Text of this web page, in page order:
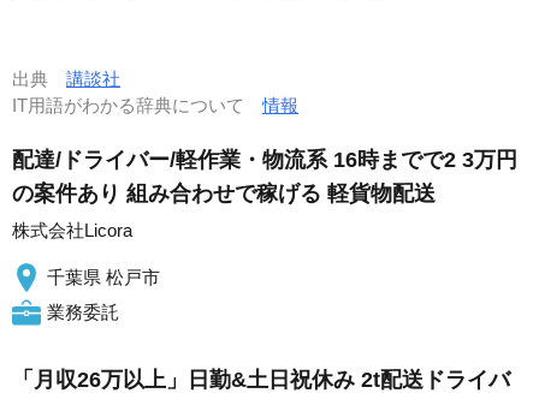
出典 講談社
IT用語がわかる辞典について情報
配達/ドライバー/軽作業・物流系 16時までで2 3万円
の案件あり 組み合わせで稼げる 軽貨物配送
株式会社Licora
千葉県 松戸市
業務委託
「月収26万以上」日勤&土日祝休み 2t配送ドライバ